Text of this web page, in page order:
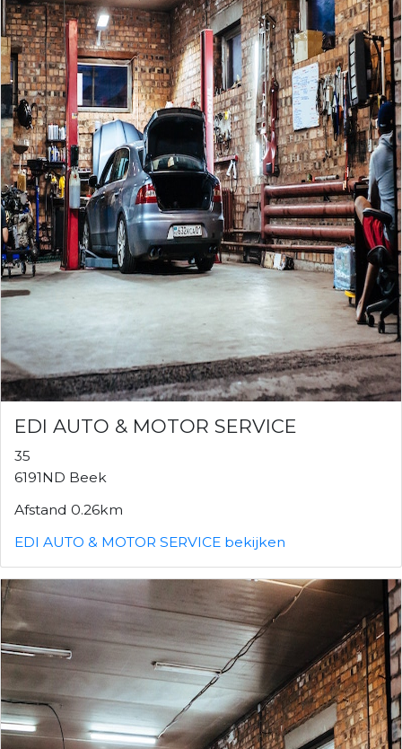
EDI AUTO & MOTOR SERVICE
35
6191ND Beek
Afstand 0.26km
EDI AUTO & MOTOR SERVICE bekijken